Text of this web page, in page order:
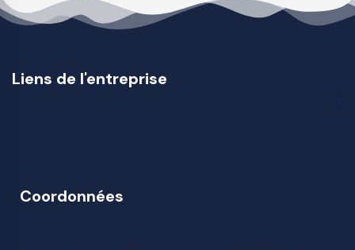
Liens de l'entreprise
Coordonnées